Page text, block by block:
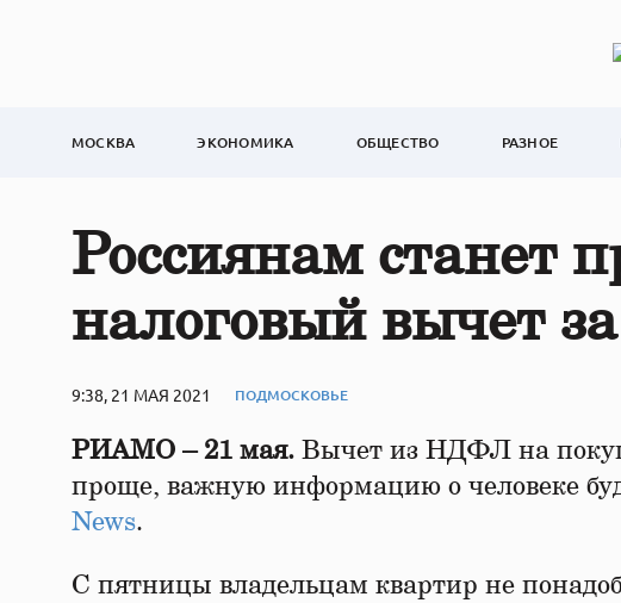
МОСКВА ЭКОНОМИКА ОБЩЕСТВО РАЗНОЕ
Россиянам станет
налоговый вычет
9:38, 21 МАЯ 2021 ПОДМОСКОВЬЕ
РИАМО – 21 мая. Вычет из НДФЛ на
проще, важную информацию о человеке
News.
С пятницы владельцам квартир не